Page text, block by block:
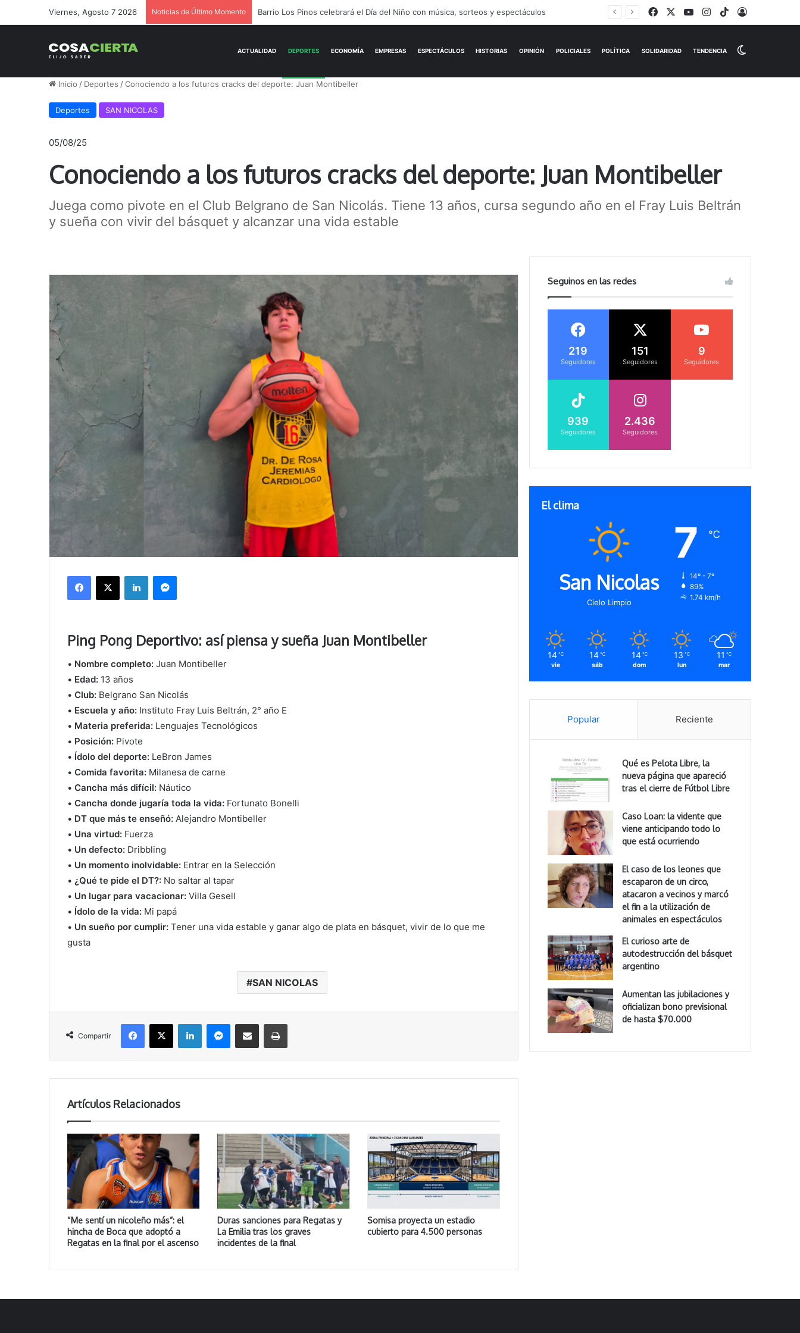
Viernes, Agosto 7 2026 Noticias de Último Momento Viernes frío: la sensación térmica se acercó a 0 °C durante la madrugada FacebookYouTubeInstagram
TikTokIniciar
Inicio / Deportes / Conociendo a los futuros cracks del deporte: Juan Montibeller
Deportes SAN NICOLAS
05/08/25
Conociendo a los futuros cracks del deporte: Juan Montibeller
Juega como pivote en el Club Belgrano de San Nicolás. Tiene 13 años, cursa segundo año en el Fray Luis Beltrán
y sueña con vivir del básquet y alcanzar una vida estable
X LinkedIn
Ping Pong Deportivo: así piensa y sueña Juan Montibeller
• Nombre completo: Juan Montibeller
• Edad: 13 años
•Club: Belgrano San Nicolás
• Escuela y año: Instituto Fray Luis Beltrán, 2° año E
• Materia preferida: Lenguajes Tecnológicos
• Posición: Pivote
• Ídolo del deporte: LeBron James
•Comida favorita: Milanesa de carne
•Cancha más difícil: Náutico
•Cancha donde jugaría toda la vida: Fortunato Bonelli
• DT que más te enseñó: Alejandro Montibeller
• Una virtud: Fuerza
• Un defecto: Dribbling
• Un momento inolvidable: Entrar en la Selección
•¿Qué te pide el DT?: No saltar al tapar
• Un lugar para vacacionar: Villa Gesell
• Ídolo de la vida: Mi papá
• Un sueño por cumplir: Tener una vida estable y ganar algo de plata en básquet, vivir de lo que me
gusta
SAN NICOLAS
Compartir
X LinkedIn Compartir vía correo electrónico
Artículos Relacionados
“Me sentí un nicoleño más”: el
hincha de Boca que adoptó a
Regatas en la final por el ascenso
Duras sanciones para Regatas y
La Emilia tras los graves
incidentes de la final
Somisa proyecta un estadio
cubierto para 4.500 personas
Seguinos en las redes
219
Seguidores
151
Seguidores
9
Seguidores
939
Seguidores
2.436
Seguidores
El clima
San Nicolas
Cielo Limpio
7 ℃
14º - 7º
89%
1.74 km/h
14 ℃
vie
14 ℃
sáb
14 ℃
dom
13 ℃
lun
11 ℃
mar
Popular Reciente
Qué es Pelota Libre, la
nueva página que apareció
tras el cierre de Fútbol Libre
Caso Loan: la vidente que
viene anticipando todo lo
que está ocurriendo
El caso de los leones que
escaparon de un circo,
atacaron a vecinos y marcó
el fin a la utilización de
animales en espectáculos
El curioso arte de
autodestrucción del básquet
argentino
Aumentan las jubilaciones y
oficializan bono previsional
de hasta $70.000